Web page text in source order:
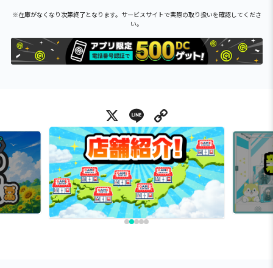
※在庫がなくなり次第終了となります。サービスサイトで実際の取り扱いを確認してくださ
い。
X Line